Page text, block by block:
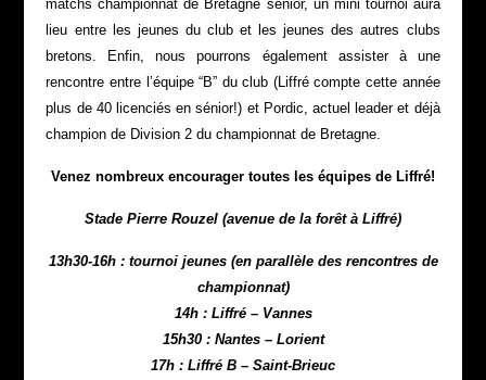
matchs championnat de Bretagne sénior, un mini tournoi aura
lieu entre les jeunes du club et les jeunes des autres clubs
bretons. Enfin, nous pourrons également assister à une
rencontre entre l’équipe “B” du club (Liffré compte cette année
plus de 40 licenciés en sénior!) et Pordic, actuel leader et déjà
champion de Division 2 du championnat de Bretagne.
Venez nombreux encourager toutes les équipes de Liffré!
Stade Pierre Rouzel (avenue de la forêt à Liffré)
13h30-16h : tournoi jeunes (en parallèle des rencontres de
championnat)
14h : Liffré – Vannes
15h30 : Nantes – Lorient
17h : Liffré B – Saint-Brieuc